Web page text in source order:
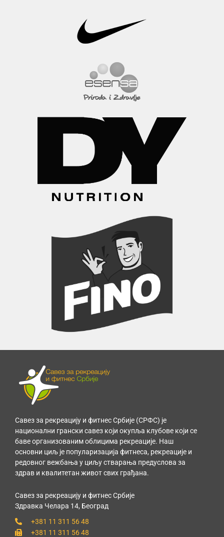
Савез за рекреацију и фитнес Србије (СРФС) је
национални грански савез који окупља клубове који се
баве организованим облицима рекреације. Наш
основни циљ је популаризација фитнеса, рекреације и
редовног вежбања у циљу стварања предуслова за
здрав и квалитетан живот свих грађана.
Савез за рекреацију и фитнес Србије
Здравка Челара 14, Београд
+381 11 311 56 48
+381 11 311 56 48